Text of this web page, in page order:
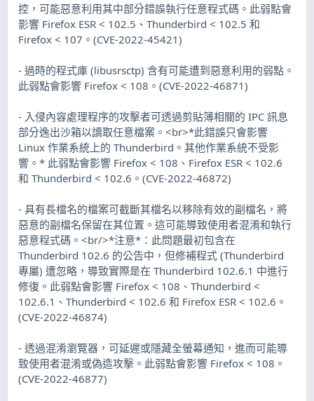
控，可能惡意利用其中部分錯誤執行任意程式碼。此弱點會
影響 Firefox ESR < 102.5、Thunderbird < 102.5 和
Firefox < 107。(CVE-2022-45421)
- 過時的程式庫 (libusrsctp) 含有可能遭到惡意利用的弱點。
此弱點會影響 Firefox < 108。(CVE-2022-46871)
- 入侵內容處理程序的攻擊者可透過剪貼簿相關的 IPC 訊息
部分逸出沙箱以讀取任意檔案。<br>*此錯誤只會影響
Linux 作業系統上的 Thunderbird。其他作業系統不受影
響。* 此弱點會影響 Firefox < 108、Firefox ESR < 102.6
和 Thunderbird < 102.6。(CVE-2022-46872)
- 具有長檔名的檔案可截斷其檔名以移除有效的副檔名，將
惡意的副檔名保留在其位置。這可能導致使用者混淆和執行
惡意程式碼。<br/>*注意*：此問題最初包含在
Thunderbird 102.6 的公告中，但修補程式 (Thunderbird
專屬) 遭忽略，導致實際是在 Thunderbird 102.6.1 中進行
修復。此弱點會影響 Firefox < 108、Thunderbird <
102.6.1、Thunderbird < 102.6 和 Firefox ESR < 102.6。
(CVE-2022-46874)
- 透過混淆瀏覽器，可延遲或隱藏全螢幕通知，進而可能導
致使用者混淆或偽造攻擊。此弱點會影響 Firefox < 108。
(CVE-2022-46877)